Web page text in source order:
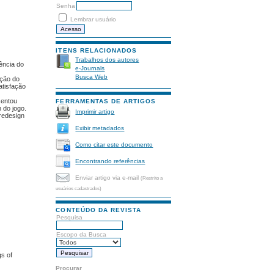
Senha
Lembrar usuário
ITENS RELACIONADOS
Trabalhos dos autores
e-Journals
Busca Web
FERRAMENTAS DE ARTIGOS
Imprimir artigo
Exibir metadados
Como citar este documento
Encontrando referências
Enviar artigo via e-mail(Restrito a
usuários cadastrados)
CONTEÚDO DA REVISTA
Pesquisa
Escopo da Busca
Procurar
do
do
jogo.
of